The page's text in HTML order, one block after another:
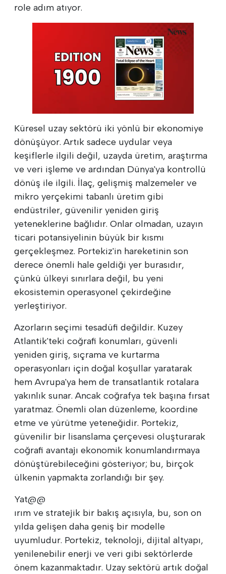
role adım atıyor.
Küresel uzay sektörü iki yönlü bir ekonomiye
dönüşüyor. Artık sadece uydular veya
keşiflerle ilgili değil, uzayda üretim, araştırma
ve veri işleme ve ardından Dünya'ya kontrollü
dönüş ile ilgili. İlaç, gelişmiş malzemeler ve
mikro yerçekimi tabanlı üretim gibi
endüstriler, güvenilir yeniden giriş
yeteneklerine bağlıdır. Onlar olmadan, uzayın
ticari potansiyelinin büyük bir kısmı
gerçekleşmez. Portekiz'in hareketinin son
derece önemli hale geldiği yer burasıdır,
çünkü ülkeyi sınırlara değil, bu yeni
ekosistemin operasyonel çekirdeğine
yerleştiriyor.
Azorların seçimi tesadüfi değildir. Kuzey
Atlantik'teki coğrafi konumları, güvenli
yeniden giriş, sıçrama ve kurtarma
operasyonları için doğal koşullar yaratarak
hem Avrupa'ya hem de transatlantik rotalara
yakınlık sunar. Ancak coğrafya tek başına fırsat
yaratmaz. Önemli olan düzenleme, koordine
etme ve yürütme yeteneğidir. Portekiz,
güvenilir bir lisanslama çerçevesi oluşturarak
coğrafi avantajı ekonomik konumlandırmaya
dönüştürebileceğini gösteriyor; bu, birçok
ülkenin yapmakta zorlandığı bir şey.
Yat@@
ırım ve stratejik bir bakış açısıyla, bu, son on
yılda gelişen daha geniş bir modelle
uyumludur. Portekiz, teknoloji, dijital altyapı,
yenilenebilir enerji ve veri gibi sektörlerde
önem kazanmaktadır. Uzay sektörü artık doğal